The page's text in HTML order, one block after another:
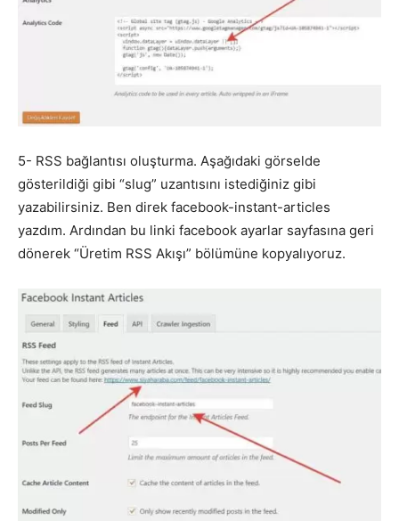
5- RSS bağlantısı oluşturma. Aşağıdaki görselde
gösterildiği gibi “slug” uzantısını istediğiniz gibi
yazabilirsiniz. Ben direk facebook-instant-articles
yazdım. Ardından bu linki facebook ayarlar sayfasına geri
dönerek “Üretim RSS Akışı” bölümüne kopyalıyoruz.